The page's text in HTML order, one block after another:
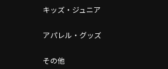
キッズ・ジュニア
アパレル・グッズ
その他